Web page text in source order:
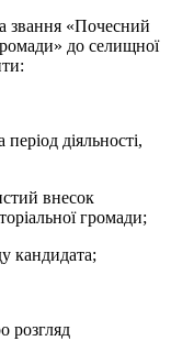
звання «Почесний
до селищної
діяльності,
внесок
громади;
кандидата;
розгляд